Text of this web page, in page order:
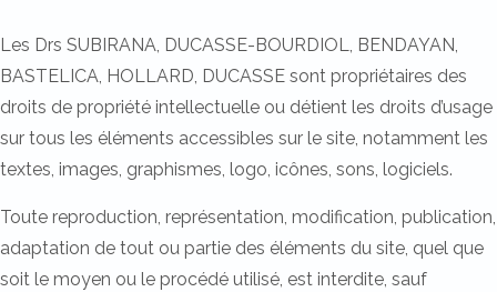
Les Drs SUBIRANA, DUCASSE-BOURDIOL, BENDAYAN,
BASTELICA, HOLLARD, DUCASSE sont propriétaires des
droits de propriété intellectuelle ou détient les droits d’usage
sur tous les éléments accessibles sur le site, notamment les
textes, images, graphismes, logo, icônes, sons, logiciels.
Toute reproduction, représentation, modification, publication,
adaptation de tout ou partie des éléments du site, quel que
soit le moyen ou le procédé utilisé, est interdite, sauf